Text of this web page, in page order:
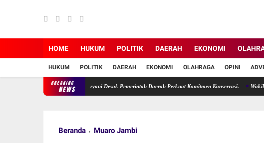
HOME HUKUM POLITIK DAERAH EKONOMI
HUKUM POLITIK DAERAH EKONOMI OLAHRAGA OPINI
BREAKING
NEWS
Terabaikan, Ade Erma Suryani Desak Pemerintah Daerah Perkuat Komitmen Konservasi. Wakil Ketua
Beranda Muaro Jambi